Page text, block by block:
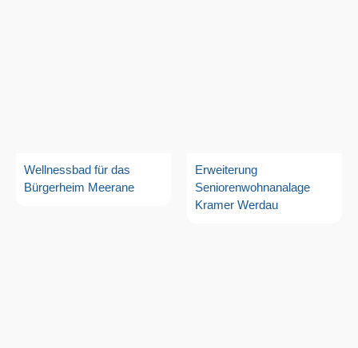
Wellnessbad für das
Bürgerheim Meerane
Erweiterung
Seniorenwohnanalage
Kramer Werdau